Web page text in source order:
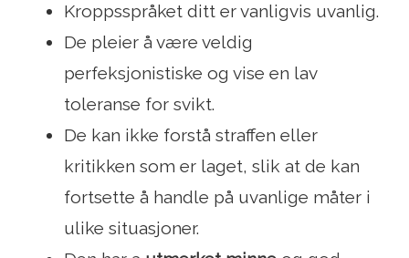
Kroppsspråket ditt er vanligvis uvanlig.
De pleier å være veldig
perfeksjonistiske og vise en lav
toleranse for svikt.
De kan ikke forstå straffen eller
kritikken som er laget, slik at de kan
fortsette å handle på uvanlige måter i
ulike situasjoner.